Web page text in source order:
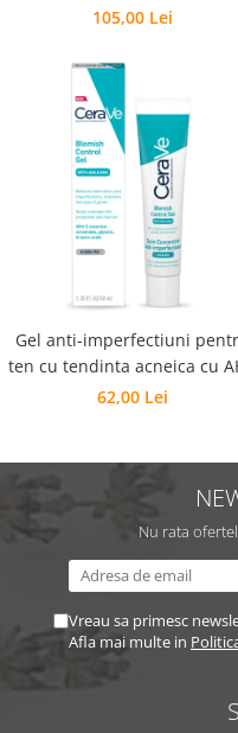
105,00 Lei
Gel anti-imperfectiuni
ten cu tendinta acneica cu
si BHA, CeraVe
62,00 Lei
Nu rata
Vreau sa primesc
Afla mai multe in